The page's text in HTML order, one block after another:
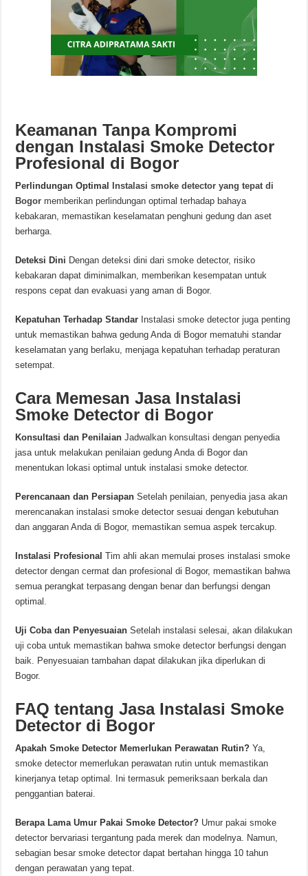
Keamanan Tanpa Kompromi
dengan Instalasi Smoke Detector
Profesional di Bogor
Perlindungan Optimal
Instalasi smoke detector yang tepat di
Bogor memberikan perlindungan optimal terhadap bahaya
kebakaran, memastikan keselamatan penghuni gedung dan aset
berharga.
Deteksi Dini Dengan deteksi dini dari smoke detector, risiko
kebakaran dapat diminimalkan, memberikan kesempatan untuk
respons cepat dan evakuasi yang aman di Bogor.
Kepatuhan Terhadap Standar Instalasi smoke detector juga penting
untuk memastikan bahwa gedung Anda di Bogor mematuhi standar
keselamatan yang berlaku, menjaga kepatuhan terhadap peraturan
setempat.
Cara Memesan Jasa Instalasi
Smoke Detector di Bogor
Konsultasi dan Penilaian Jadwalkan konsultasi dengan penyedia
jasa untuk melakukan penilaian gedung Anda di Bogor dan
menentukan lokasi optimal untuk instalasi smoke detector.
Perencanaan dan Persiapan Setelah penilaian, penyedia jasa akan
merencanakan instalasi smoke detector sesuai dengan kebutuhan
dan anggaran Anda di Bogor, memastikan semua aspek tercakup.
Instalasi Profesional Tim ahli akan memulai proses instalasi smoke
detector dengan cermat dan profesional di Bogor, memastikan bahwa
semua perangkat terpasang dengan benar dan berfungsi dengan
optimal.
Uji Coba dan Penyesuaian Setelah instalasi selesai, akan dilakukan
uji coba untuk memastikan bahwa smoke detector berfungsi dengan
baik. Penyesuaian tambahan dapat dilakukan jika diperlukan di
Bogor.
FAQ tentang Jasa Instalasi Smoke
Detector di Bogor
Apakah Smoke Detector Memerlukan Perawatan Rutin? Ya,
smoke detector memerlukan perawatan rutin untuk memastikan
kinerjanya tetap optimal. Ini termasuk pemeriksaan berkala dan
penggantian baterai.
Berapa Lama Umur Pakai Smoke Detector? Umur pakai smoke
detector bervariasi tergantung pada merek dan modelnya. Namun,
sebagian besar smoke detector dapat bertahan hingga 10 tahun
dengan perawatan yang tepat.